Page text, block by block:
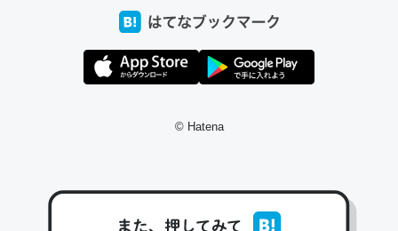
コミュニケーションが劇的に変化した｜tayorini by LIFULL介護
私も3年前ぐらいに祖母の家に設置した。ポケットWifiみ
https://toyoshi.hatenablog.com/entry/2019/05/15/1805
© Hatena